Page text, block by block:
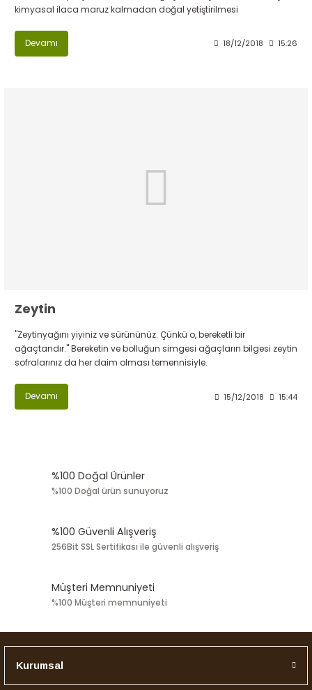
kimyasal ilaca maruz kalmadan doğal yetiştirilmesi
Devamı 18/12/2018 15:26
Zeytin
"Zeytinyağını yiyiniz ve sürününüz. Çünkü o, bereketli bir
ağaçtandır." Bereketin ve bolluğun simgesi ağaçların bilgesi zeytin
sofralarınız da her daim olması temennisiyle.
Devamı 15/12/2018 15:44
%100 Doğal Ürünler
%100 Doğal ürün sunuyoruz
%100 Güvenli Alışveriş
256Bit SSL Sertifikası ile güvenli alışveriş
Müşteri Memnuniyeti
%100 Müşteri memnuniyeti
Kurumsal